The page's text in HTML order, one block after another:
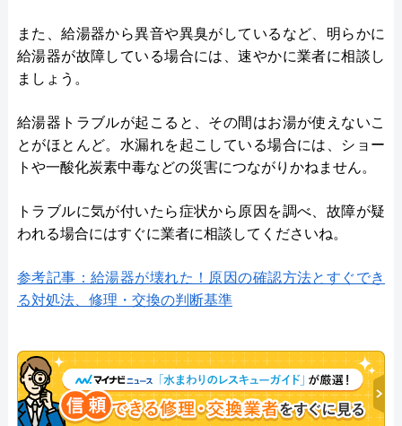
また、給湯器から異音や異臭がしているなど、明らかに
給湯器が故障している場合には、速やかに業者に相談し
ましょう。
給湯器トラブルが起こると、その間はお湯が使えないこ
とがほとんど。水漏れを起こしている場合には、ショー
トや一酸化炭素中毒などの災害につながりかねません。
トラブルに気が付いたら症状から原因を調べ、故障が疑
われる場合にはすぐに業者に相談してくださいね。
参考記事：給湯器が壊れた！原因の確認方法とすぐでき
る対処法、修理・交換の判断基準